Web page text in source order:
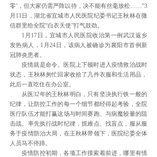
零’，但大家仍需严阵以待，决不能有丝毫放松……”3
月11日，湖北省宜城市人民医院纪委书记王秋林在微
信群里给全院“白衣天使”打气鼓劲。
1月17日，宜城市人民医院收治第一例武汉返乡
发热病人，1月24日，该病人被确诊为襄阳市首例新
冠肺炎患者。
疫情就是命令。医院上下顿时进入疫情救治战时
状态，王秋林匆忙回家收拾了几件衣服和生活用品，
此后一直吃住在办公室。
从医32年的王秋林明白，只有坚决执行铁一般的
纪律，让防控工作的每一个细节都经得起考验，全院
医疗队伍才能打赢这场与时间赛跑、与病魔较量的阻
击战。率先执行战时纪律，抓难点、找盲点，服从服
务于疫情防治大局，在王秋林带领下，医院纪委全体
人员马不停蹄。
疫情防控初期，各项工作摸索着前进，哪里有情